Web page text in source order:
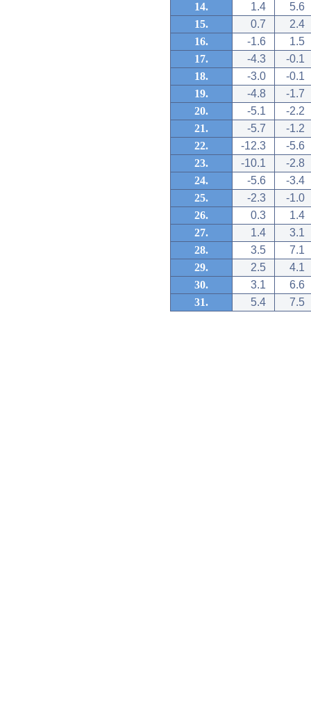
14.
1.4
5.6
15.
0.7
2.4
16.
-1.6
1.5
17.
-4.3
-0.1
18.
-3.0
-0.1
19.
-4.8
-1.7
20.
-5.1
-2.2
21.
-5.7
-1.2
22.
-12.3
-5.6
23.
-10.1
-2.8
24.
-5.6
-3.4
25.
-2.3
-1.0
26.
0.3
1.4
27.
1.4
3.1
28.
3.5
7.1
29.
2.5
4.1
30.
3.1
6.6
31.
5.4 7.5